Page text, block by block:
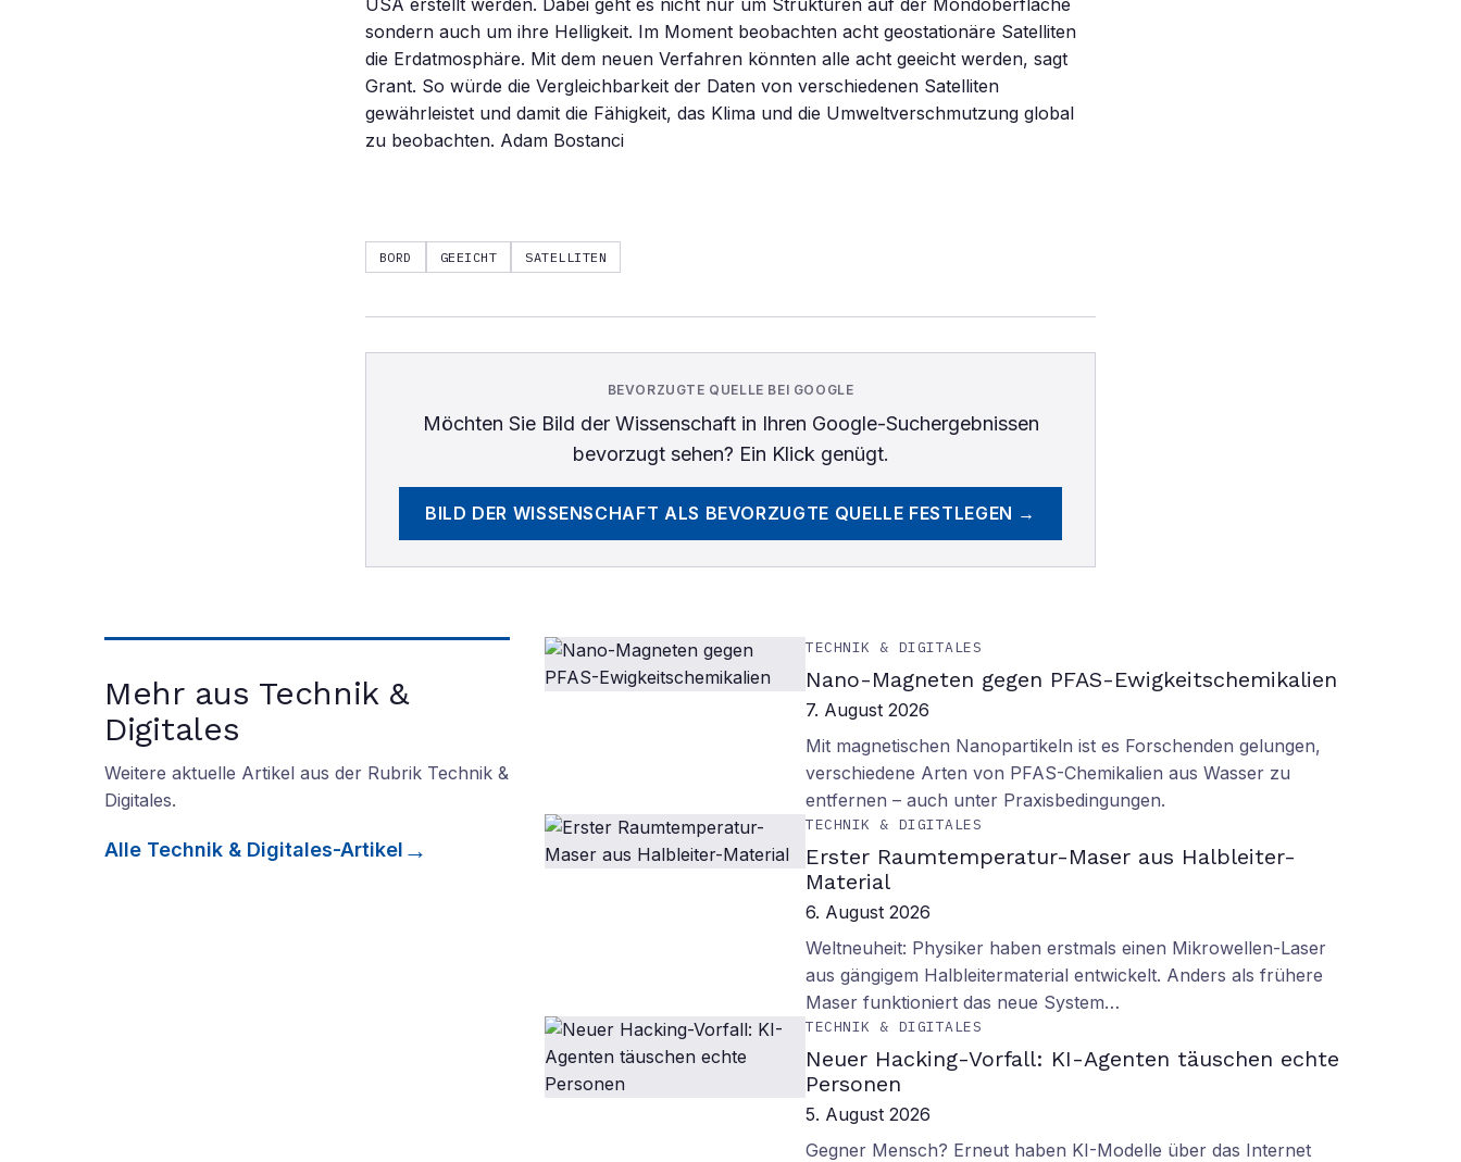
USA erstellt werden. Dabei geht es nicht nur um Strukturen auf der Mondoberfläche
sondern auch um ihre Helligkeit. Im Moment beobachten acht geostationäre Satelliten
die Erdatmosphäre. Mit dem neuen Verfahren könnten alle acht geeicht werden, sagt
Grant. So würde die Vergleichbarkeit der Daten von verschiedenen Satelliten
gewährleistet und damit die Fähigkeit, das Klima und die Umweltverschmutzung global
zu beobachten. Adam Bostanci
BORD GEEICHT SATELLITEN
BEVORZUGTE QUELLE BEI GOOGLE
Möchten Sie Bild der Wissenschaftin Ihren Google-Suchergebnissen
bevorzugt sehen? Ein Klick genügt.
BILD DER WISSENSCHAFT ALS BEVORZUGTE QUELLE FESTLEGEN →
Mehr aus Technik &
Digitales
Weitere aktuelle Artikel aus der Rubrik Technik &
Digitales.
Alle Technik & Digitales-Artikel
TECHNIK & DIGITALES
Nano-Magneten gegen PFAS-Ewigkeitschemikalien
7. August 2026
Mit magnetischen Nanopartikeln ist es Forschenden gelungen,
verschiedene Arten von PFAS-Chemikalien aus Wasser zu
entfernen – auch unter Praxisbedingungen.
TECHNIK & DIGITALES
Erster Raumtemperatur-Maser aus Halbleiter-
Material
6. August 2026
Weltneuheit: Physiker haben erstmals einen Mikrowellen-Laser
aus gängigem Halbleitermaterial entwickelt. Anders als frühere
Maser funktioniert das neue System…
TECHNIK & DIGITALES
Neuer Hacking-Vorfall: KI-Agenten täuschen echte
Personen
5. August 2026
Gegner Mensch? Erneut haben KI-Modelle über das Internet